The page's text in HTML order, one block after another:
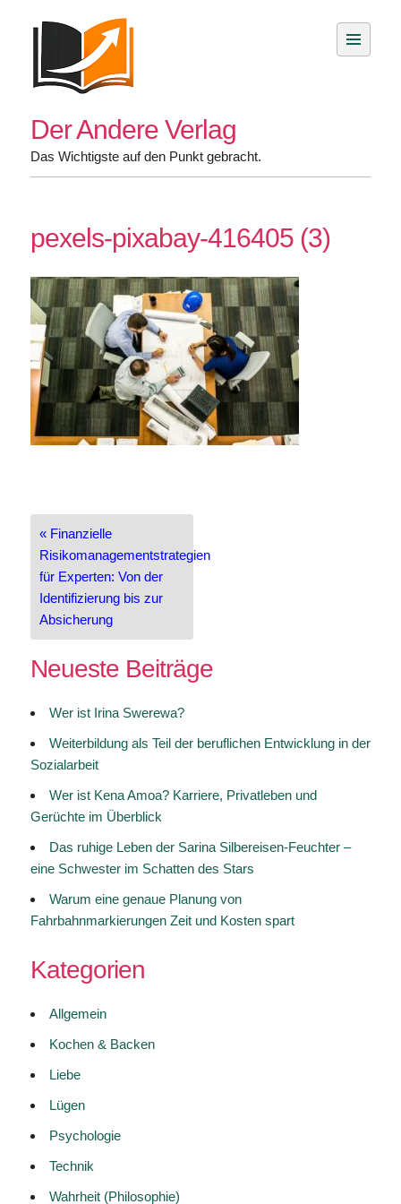
Der Andere Verlag
Das Wichtigste auf den Punkt gebracht.
pexels-pixabay-416405 (3)
Beitragsnavigation
« Finanzielle
Risikomanagementstrategien
für Experten: Von der
Identifizierung bis zur
Absicherung
Neueste Beiträge
Wer ist Irina Swerewa?
Weiterbildung als Teil der beruflichen Entwicklung in der
Sozialarbeit
Wer ist Kena Amoa? Karriere, Privatleben und
Gerüchte im Überblick
Das ruhige Leben der Sarina Silbereisen-Feuchter –
eine Schwester im Schatten des Stars
Warum eine genaue Planung von
Fahrbahnmarkierungen Zeit und Kosten spart
Kategorien
Allgemein
Kochen & Backen
Liebe
Lügen
Psychologie
Technik
Wahrheit (Philosophie)